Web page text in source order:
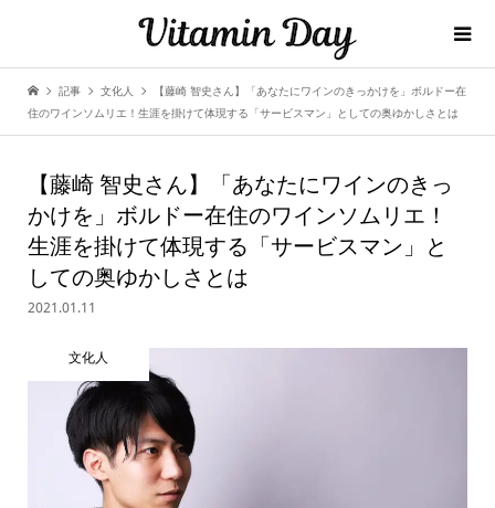
記事 文化人
【藤崎 智史さん】「あなたにワインのきっかけを」ボルドー在
住のワインソムリエ！生涯を掛けて体現する「サービスマン」としての奥ゆかしさとは
【藤崎 智史さん】「あなたにワインのきっ
かけを」ボルドー在住のワインソムリエ！
生涯を掛けて体現する「サービスマン」と
しての奥ゆかしさとは
2021.01.11
文化人